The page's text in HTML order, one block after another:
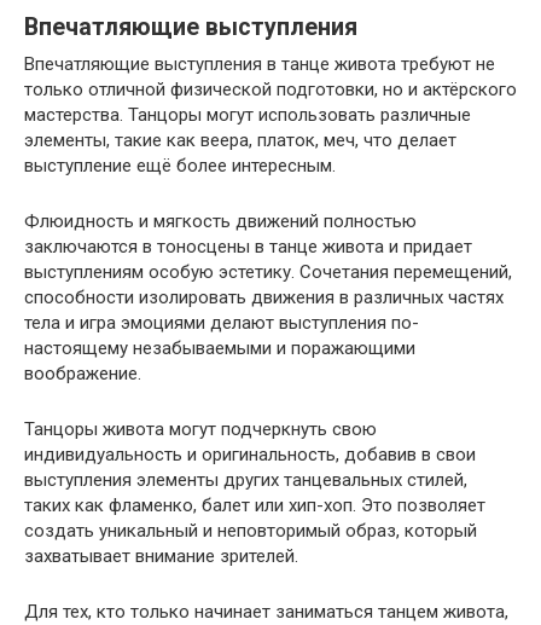
Впечатляющие выступления
Впечатляющие выступления в танце живота требуют не
только отличной физической подготовки, но и актёрского
мастерства. Танцоры могут использовать различные
элементы, такие как веера, платок, меч, что делает
выступление ещё более интересным.
Флюидность и мягкость движений полностью
заключаются в тоносцены в танце живота и придает
выступлениям особую эстетику. Сочетания перемещений,
способности изолировать движения в различных частях
тела и игра эмоциями делают выступления по-
настоящему незабываемыми и поражающими
воображение.
Танцоры живота могут подчеркнуть свою
индивидуальность и оригинальность, добавив в свои
выступления элементы других танцевальных стилей,
таких как фламенко, балет или хип-хоп. Это позволяет
создать уникальный и неповторимый образ, который
захватывает внимание зрителей.
Для тех, кто только начинает заниматься танцем живота,